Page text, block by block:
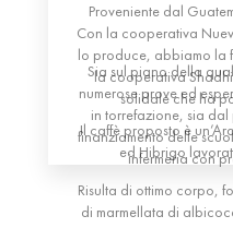
Proveniente dal
Con la cooperativa
lo produce, abbiamo la
la cooperativa
solidale che ha
Sia sul piano della
numerose prove ed
in torrefazione, sia
finanziamento delle
infermeria con
Il caffè proposto è
ed Hibrigo
Risulta di ottimo corpo,
di marmellata di